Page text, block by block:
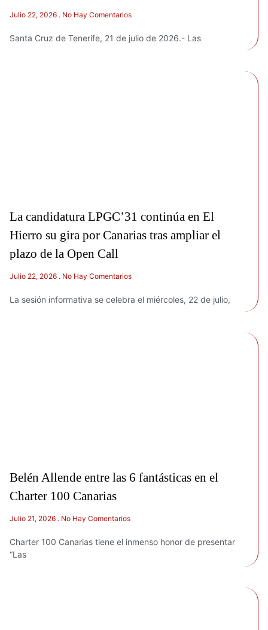
Julio 22, 2026 No Hay Comentarios
Santa Cruz de Tenerife, 21 de julio de 2026.- Las
La candidatura LPGC’31 continúa en El
Hierro su gira por Canarias tras ampliar el
plazo de la Open Call
Julio 22, 2026 No Hay Comentarios
La sesión informativa se celebra el miércoles, 22 de julio,
Belén Allende entre las 6 fantásticas en el
Charter 100 Canarias
Julio 21, 2026 No Hay Comentarios
Charter 100 Canarias tiene el inmenso honor de presentar
“Las